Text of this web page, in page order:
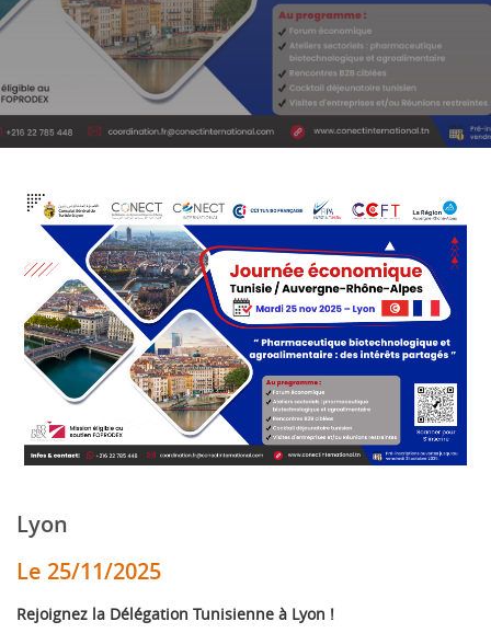
Lyon
Le 25/11/2025
Rejoignez la Délégation Tunisienne à Lyon !